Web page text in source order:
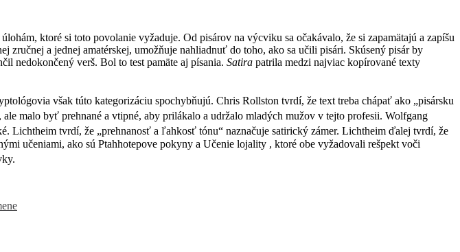
ktoré si toto povolanie vyžaduje. Od pisárov na výcviku sa očakávalo, že si zapamätajú a zapíšu
zručnej a jednej amatérskej, umožňuje nahliadnuť do toho, ako sa učili pisári. Skúsený pisár by
nedokončený verš. Bol to test pamäte aj písania. Satira patrila medzi najviac kopírované texty
však túto kategorizáciu spochybňujú. Chris Rollston tvrdí, že text treba chápať ako „pisársku
malo byť prehnané a vtipné, aby prilákalo a udržalo mladých mužov v tejto profesii. Wolfgang
Lichtheim tvrdí, že „prehnanosť a ľahkosť tónu“ naznačuje satirický zámer. Lichtheim ďalej tvrdí, že
učeniami, ako sú Ptahhotepove pokyny a Učenie lojality , ktoré obe vyžadovali rešpekt voči